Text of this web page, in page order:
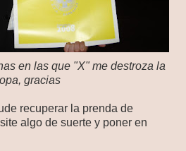
en las que "X" me destroza la
gracias
recuperar la prenda de
algo de suerte y poner en